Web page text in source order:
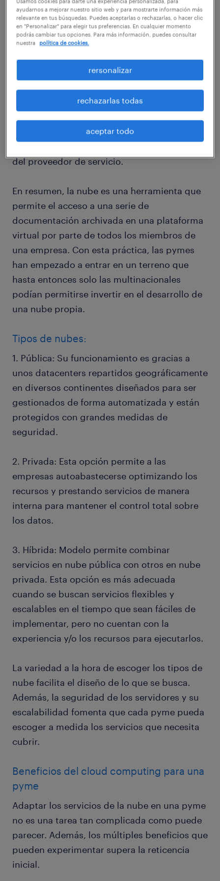
para ellos.
Según el National Institute of Standards and
Technology (NIST), el cloud computing es un
modelo que permite el acceso bajo demanda
y a través de la red a un conjunto de recursos
compartidos y configurables, ya sean redes,
puedan ser rápidamente asignados y
del proveedor de servicio.
En resumen, la nube es una herramienta que
permite el acceso a una serie de
documentación archivada en una plataforma
virtual por parte de todos los miembros de
una empresa. Con esta práctica, las pymes
han empezado a entrar en un terreno que
hasta entonces solo las multinacionales
podían permitirse invertir en el desarrollo de
una nube propia.
Tipos de nubes:
1. Pública: Su funcionamiento es gracias a
unos datacenters repartidos geográficamente
en diversos continentes diseñados para ser
gestionados de forma automatizada y están
protegidos con grandes medidas de
seguridad.
2. Privada: Esta opción permite a las
empresas autoabastecerse optimizando los
recursos y prestando servicios de manera
interna para mantener el control total sobre
los datos.
3. Híbrida: Modelo permite combinar
servicios en nube pública con otros en nube
privada. Esta opción es más adecuada
cuando se buscan servicios flexibles y
escalables en el tiempo que sean fáciles de
implementar, pero no cuentan con la
experiencia y/o los recursos para ejecutarlos.
La variedad a la hora de escoger los tipos de
nube facilita el diseño de lo que se busca.
Además, la seguridad de los servidores y su
escalabilidad fomenta que cada pyme pueda
escoger a medida los servicios que necesita
cubrir.
Beneficios del cloud computing para una
pyme
Adaptar los servicios de la nube en una pyme
no es una tarea tan complicada como puede
parecer. Además, los múltiples beneficios que
pueden experimentar supera la reticencia
inicial.
ayudarnos a mejorar nuestro sitio web y para mostrarte información más
relevante en tus búsquedas. Puedes aceptarlas o rechazarlas, o hacer clic
en "Personalizar" para elegir tus preferencias. En cualquier momento
podrás cambiar tus opciones. Para más información, puedes consultar
nuestra
política de cookies.
rersonalizar
rechazarlas todas
aceptar todo